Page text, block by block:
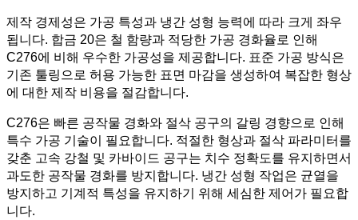
제작 경제성은 가공 특성과 냉간 성형 능력에 따라 크게 좌우
됩니다. 합금 20은 철 함량과 적당한 가공 경화율로 인해
C276에 비해 우수한 가공성을 제공합니다. 표준 가공 방식은
기존 툴링으로 허용 가능한 표면 마감을 생성하여 복잡한 형상
에 대한 제작 비용을 절감합니다.
C276은 빠른 공작물 경화와 절삭 공구의 갈링 경향으로 인해
특수 가공 기술이 필요합니다. 적절한 형상과 절삭 파라미터를
갖춘 고속 강철 및 카바이드 공구는 치수 정확도를 유지하면서
과도한 공작물 경화를 방지합니다. 냉간 성형 작업은 균열을
방지하고 기계적 특성을 유지하기 위해 세심한 제어가 필요합
니다.